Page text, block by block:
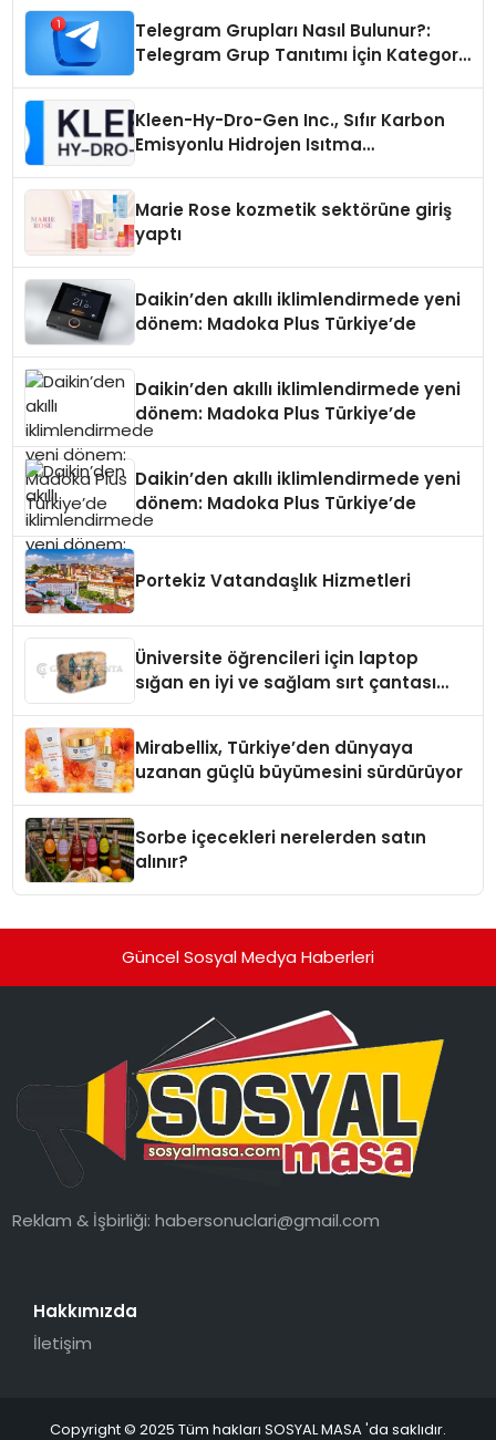
Telegram Grupları Nasıl Bulunur?:
Telegram Grup Tanıtımı İçin Kategori
Kleen-Hy-Dro-Gen Inc., Sıfır Karbon
Emisyonlu Hidrojen Isıtma
Marie Rose kozmetik sektörüne giriş
yaptı
Daikin’den akıllı iklimlendirmede yeni
dönem: Madoka Plus Türkiye’de
Daikin’den akıllı iklimlendirmede yeni
dönem: Madoka Plus Türkiye’de
Daikin’den akıllı iklimlendirmede yeni
dönem: Madoka Plus Türkiye’de
Portekiz Vatandaşlık Hizmetleri
Üniversite öğrencileri için laptop
sığan en iyi ve sağlam sırt çantası
Mirabellix, Türkiye’den dünyaya
uzanan güçlü büyümesini sürdürüyor
Sorbe içecekleri nerelerden satın
alınır?
Güncel Sosyal Medya Haberleri
Reklam & İşbirliği:habersonuclari@gmail.com
Hakkımızda
İletişim
Copyright © 2025 Tüm hakları SOSYAL MASA 'da saklıdır.